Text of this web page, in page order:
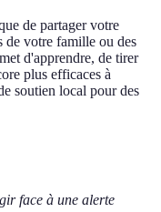
de partager votre
de votre famille ou des
d'apprendre, de tirer
plus efficaces à
soutien local pour des
face à une alerte